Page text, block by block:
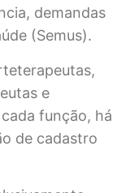
demandas
(Semus).
e
função, há
de cadastro